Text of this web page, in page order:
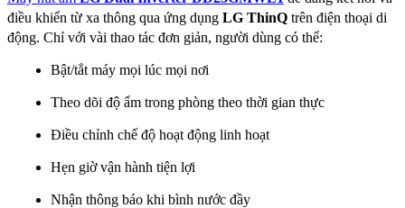
điều khiển từ xa thông qua ứng dụng LG ThinQ trên điện thoại di
động. Chỉ với vài thao tác đơn giản, người dùng có thể:
Bật/tắt máy mọi lúc mọi nơi
Theo dõi độ ẩm trong phòng theo thời gian thực
Điều chỉnh chế độ hoạt động linh hoạt
Hẹn giờ vận hành tiện lợi
Nhận thông báo khi bình nước đầy